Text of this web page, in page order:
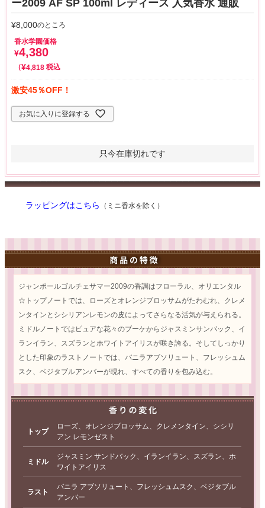
ー2009 AF SP 100ml レディース 人気香水 通販
¥8,000のところ
香水学園価格
¥4,380
¥4,818 税込
激安45％OFF！
お気に入りに登録する
只今在庫切れです
ラッピングはこちら （ミニ香水を除く）
ジャンポールゴルチェサマー2009の香調はフローラル、オリエンタル
☆トップノートでは、ローズとオレンジブロッサムがたわむれ、クレメ
ンタインとシシリアンレモンの皮によってさらなる活気が与えられる。
ミドルノートではピュアな花々のブーケからジャスミンサンバック、イ
ランイラン、スズランとホワイトアイリスが咲き誇る。そしてしっかり
とした印象のラストノートでは、バニラアブソリュート、フレッシュム
スク、ベジタブルアンバーが現れ、すべての香りを包み込む。
トップ
ローズ、オレンジブロッサム、クレメンタイン、シシリ
アン レモンゼスト
ミドル
ジャスミン サンドバック、イランイラン、スズラン、ホ
ワイトアイリス
ラスト
バニラ アブソリュート、フレッシュムスク、ベジタブル
アンバー